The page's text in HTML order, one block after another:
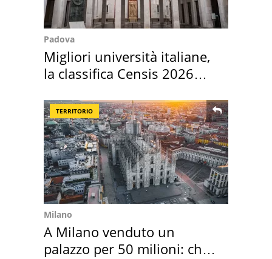
Padova
Migliori università italiane,
la classifica Censis 2026
TERRITORIO
Milano
A Milano venduto un
palazzo per 50 milioni: chi